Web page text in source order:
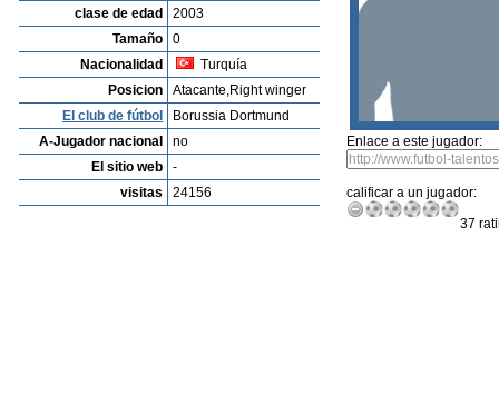
clase de edad
2003
Tamaño
0
Nacionalidad
Turquía
Posicion
Atacante,Right winger
El club de fútbol
Borussia Dortmund
A-Jugador nacional
no
El sitio web
-
visitas
24156
Enlace a este jugador:
calificar a un jugador:
37